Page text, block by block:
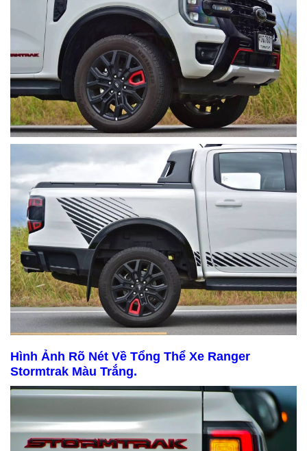
Hình Ảnh Rõ Nét Về Tổng Thể Xe Ranger
Stormtrak Màu Trắng.